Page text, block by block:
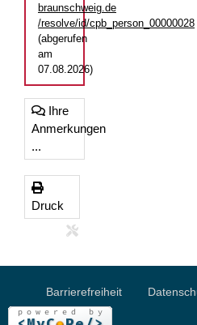
braunschweig.de
/resolve/id/cpb_person_00000028
(abgerufen
am
07.08.2026)
Ihre
Anmerkungen
...
Druck
Barrierefreiheit